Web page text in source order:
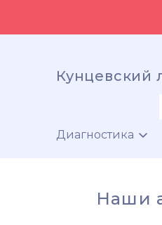
Кунцевский
Диагностика
Наши